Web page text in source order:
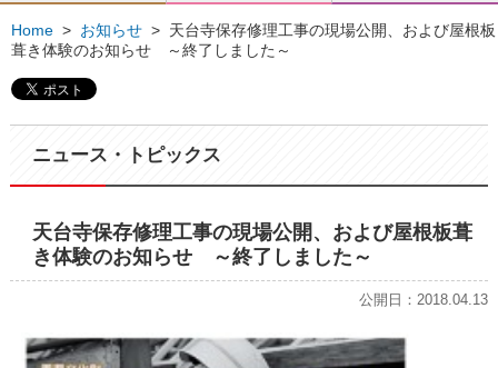
Home > お知らせ > 天台寺保存修理工事の現場公開、および屋根板
葺き体験のお知らせ ～終了しました～
ニュース・トピックス
天台寺保存修理工事の現場公開、および屋根板葺
き体験のお知らせ ～終了しました～
公開日：2018.04.13